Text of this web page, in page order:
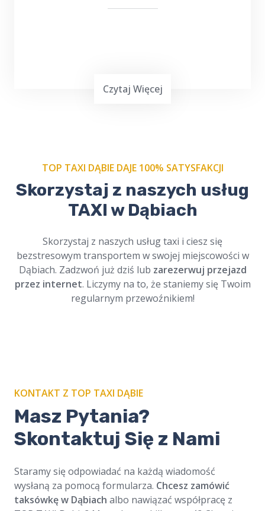
Zamów naszetaxi na cmentarz w Dąbiachi
podróżuj w spokoju. Profesjonalni kierowcy,
zawsze na czas. Cichy i bezpieczny przejazd.
Czytaj Więcej
TOP TAXI DĄBIE DAJE 100% SATYSFAKCJI
Skorzystaj z naszych usług
TAXI w Dąbiach
Skorzystaj z naszych usług taxi i ciesz się
bezstresowym transportem w swojej miejscowości w
Dąbiach. Zadzwoń już dziś lub zarezerwuj przejazd
przez internet. Liczymy na to, że staniemy się Twoim
regularnym przewoźnikiem!
KONTAKT Z TOP TAXI DĄBIE
Masz Pytania?
Skontaktuj Się z Nami
Staramy się odpowiadać na każdą wiadomość
wysłaną za pomocą formularza. Chcesz zamówić
taksówkę w Dąbiach albo nawiązać współpracę z